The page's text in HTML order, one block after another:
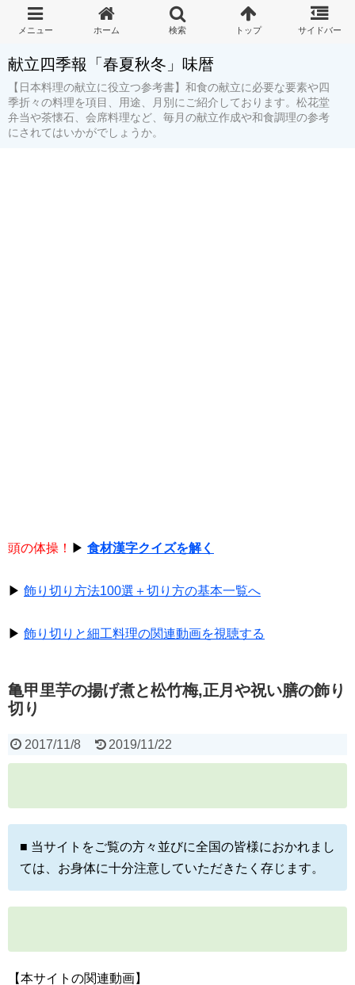
献立四季報「春夏秋冬」味暦
【日本料理の献立に役立つ参考書】和食の献立に必要な要素や四
季折々の料理を項目、用途、月別にご紹介しております。松花堂
弁当や茶懐石、会席料理など、毎月の献立作成や和食調理の参考
にされてはいかがでしょうか。
頭の体操！ ▶ 食材漢字クイズを解く
▶ 飾り切り方法100選＋切り方の基本一覧へ
▶ 飾り切りと細工料理の関連動画を視聴する
亀甲里芋の揚げ煮と松竹梅,正月や祝い膳の飾り
切り
2017/11/8 2019/11/22
■ 当サイトをご覧の方々並びに全国の皆様におかれまし
ては、お身体に十分注意していただきたく存じます。
【本サイトの関連動画】